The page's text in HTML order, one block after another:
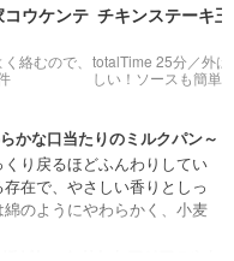
コウケンテ
絡むので、
チキンステーキ
totalTime 25分／外は
しい！ソースも簡単
かな口当たりのミルクパン～
り戻るほどふんわりしてい
在で、やさしい香りとしっ
のようにやわらかく、小麦